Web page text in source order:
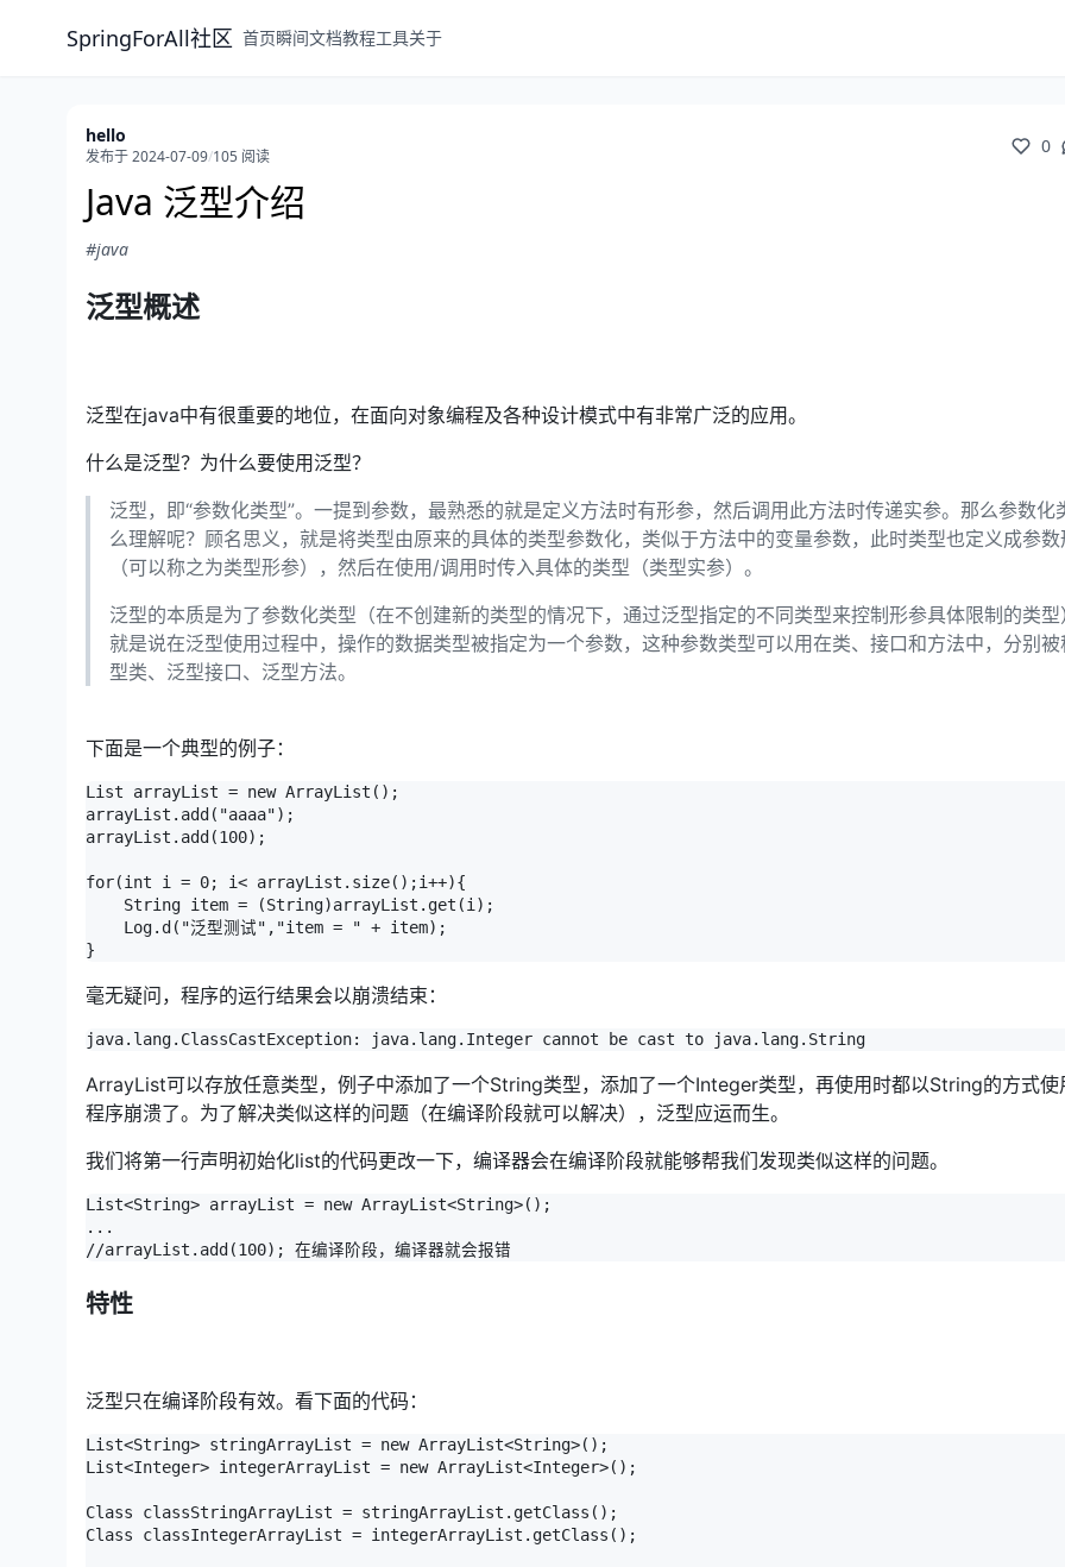
SpringForAll社区 首页瞬间文档教程工具关于
hello
发布于 2024-07-09/105 阅读 0
Java 泛型介绍
#java
泛型概述
泛型在java中有很重要的地位，在面向对象编程及各种设计模式中有非常广泛的应用。
什么是泛型？为什么要使用泛型？
泛型，即“参数化类型”。一提到参数，最熟悉的就是定义方法时有形参，然后调用此方法时传递实参。那么参数化
么理解呢？顾名思义，就是将类型由原来的具体的类型参数化，类似于方法中的变量参数，此时类型也定义成参数
（可以称之为类型形参），然后在使用/调用时传入具体的类型（类型实参）。
泛型的本质是为了参数化类型（在不创建新的类型的情况下，通过泛型指定的不同类型来控制形参具体限制的类
就是说在泛型使用过程中，操作的数据类型被指定为一个参数，这种参数类型可以用在类、接口和方法中，分别
型类、泛型接口、泛型方法。
下面是一个典型的例子：
List arrayList = new ArrayList();
arrayList.add("aaaa");
arrayList.add(100);
for(int i = 0; i< arrayList.size();i++){
    String item = (String)arrayList.get(i);
    Log.d("泛型测试","item = " + item);
}
毫无疑问，程序的运行结果会以崩溃结束：
java.lang.ClassCastException: java.lang.Integer cannot be cast to java.lang.String
ArrayList可以存放任意类型，例子中添加了一个String类型，添加了一个Integer类型，再使用时都以String的方式使
程序崩溃了。为了解决类似这样的问题（在编译阶段就可以解决），泛型应运而生。
我们将第一行声明初始化list的代码更改一下，编译器会在编译阶段就能够帮我们发现类似这样的问题。
List<String> arrayList = new ArrayList<String>();
...
//arrayList.add(100); 在编译阶段，编译器就会报错
特性
泛型只在编译阶段有效。看下面的代码：
List<String> stringArrayList = new ArrayList<String>();
List<Integer> integerArrayList = new ArrayList<Integer>();
Class classStringArrayList = stringArrayList.getClass();
Class classIntegerArrayList = integerArrayList.getClass();